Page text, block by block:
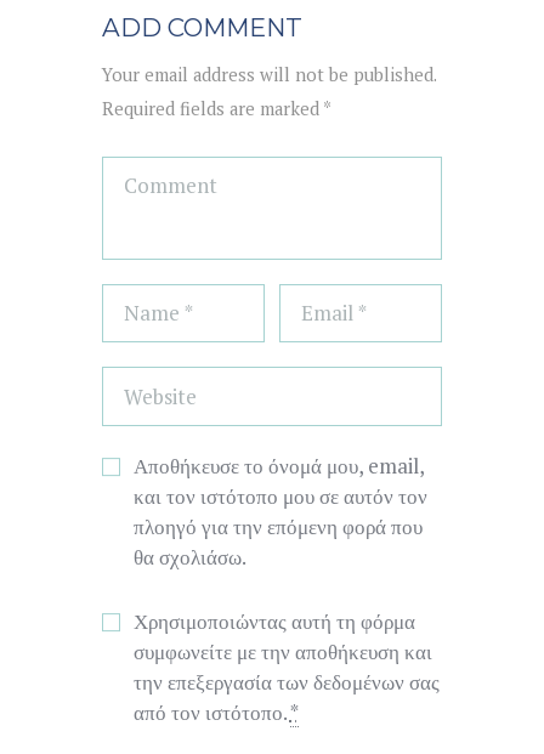
ADD COMMENT
Your email address will not be published.
Required fields are marked *
Αποθήκευσε το όνομά μου, email,
και τον ιστότοπο μου σε αυτόν τον
πλοηγό για την επόμενη φορά που
θα σχολιάσω.
Χρησιμοποιώντας αυτή τη φόρμα
συμφωνείτε με την αποθήκευση και
την επεξεργασία των δεδομένων σας
από τον ιστότοπο.*